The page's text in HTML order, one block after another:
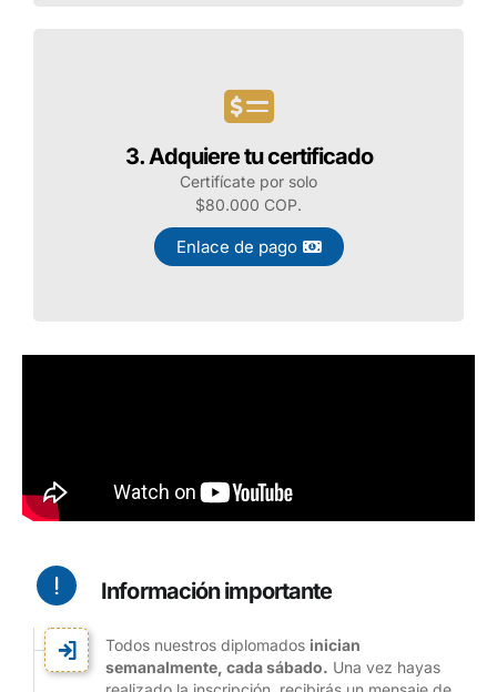
Dirigido a profesionales en
derecho, profesionales en general
y no profesionales que deseen
incursionar en el área de la
conciliación.
3. Adquiere tu certificado
Certifícate por solo
$80.000 COP.
Enlace de pago
Información importante
Todos nuestros diplomados inician
semanalmente, cada sábado. Una vez hayas